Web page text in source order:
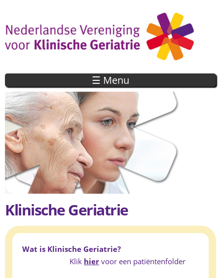
de inhoud
gaan
☰ Menu
Klinische Geriatrie
Wat is Klinische Geriatrie?
Klik hier voor een patiëntenfolder